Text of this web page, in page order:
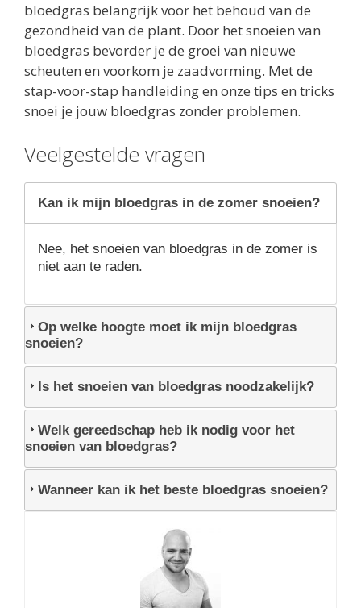
bloedgras belangrijk voor het behoud van de
gezondheid van de plant. Door het snoeien van
bloedgras bevorder je de groei van nieuwe
scheuten en voorkom je zaadvorming. Met de
stap-voor-stap handleiding en onze tips en tricks
snoei je jouw bloedgras zonder problemen.
Veelgestelde vragen
Kan ik mijn bloedgras in de zomer snoeien?
Nee, het snoeien van bloedgras in de zomer is
niet aan te raden.
Op welke hoogte moet ik mijn bloedgras
snoeien?
Is het snoeien van bloedgras noodzakelijk?
Welk gereedschap heb ik nodig voor het
snoeien van bloedgras?
Wanneer kan ik het beste bloedgras snoeien?